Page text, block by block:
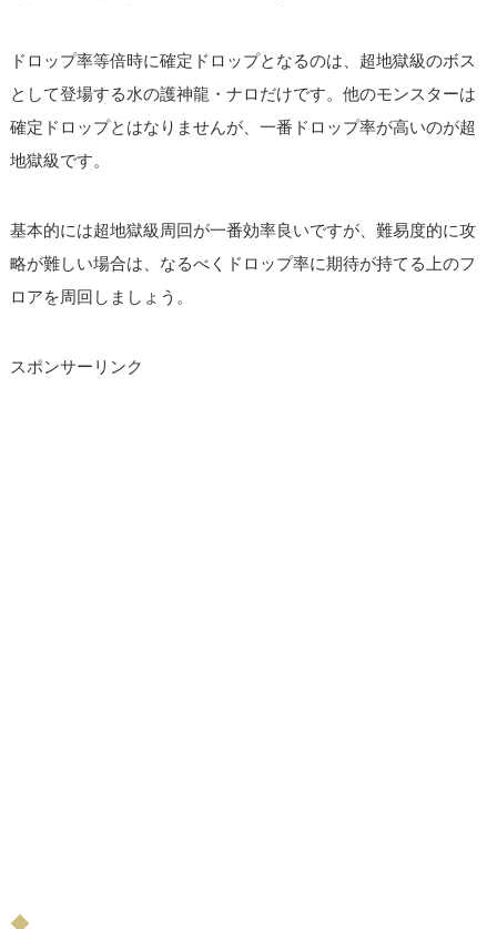
ドロップ率等倍時に確定ドロップとなるのは、超地獄級のボス
として登場する水の護神龍・ナロだけです。他のモンスターは
確定ドロップとはなりませんが、一番ドロップ率が高いのが超
地獄級です。
基本的には超地獄級周回が一番効率良いですが、難易度的に攻
略が難しい場合は、なるべくドロップ率に期待が持てる上のフ
ロアを周回しましょう。
スポンサーリンク